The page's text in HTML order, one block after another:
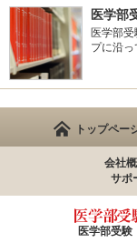
医学部
医学部
プに沿っ
トップペー
会社
サポ
医学部受験